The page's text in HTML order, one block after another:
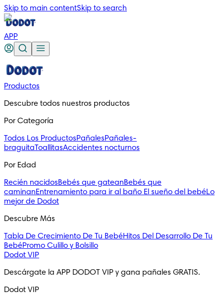
Skip to main contentSkip to search
APP
Productos
Descubre todos nuestros productos
Por Categoría
Todos Los ProductosPañalesPañales-
braguitaToallitasAccidentes nocturnos
Por Edad
Recién nacidosBebés que gateanBebés que
caminanEntrenamiento para ir al baño El sueño del bebéLo
mejor de Dodot
Descubre Más
Tabla De Crecimiento De Tu BebéHitos Del Desarrollo De Tu
BebéPromo Culillo y Bolsillo
Dodot VIP
Descárgate la APP DODOT VIP y gana pañales GRATIS.
Dodot VIP